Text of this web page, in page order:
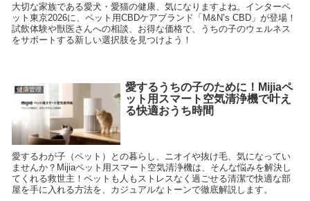
大切な家族である愛犬・愛猫の健康、気になりますよね。インターペ
ット東京2026に、ペット用CBDケアブランド「M&N’s CBD」が登場！
試飲体験や獣医さんへの相談、お得な価格で、うちの子のウェルネス
をサポートする新しい選択肢を見つけよう！
健康管理
愛するうちの子のために！Mijiaペ
ット用スマート空気清浄機で叶え
る快適おうち時間
愛するわが子（ペット）との暮らし、ニオイや抜け毛、気になってい
ませんか？Mijiaペット用スマート空気清浄機は、そんな悩みを解決し
てくれる救世主！ペットも人もストレスなく過ごせる清潔で快適な部
屋を手に入れる方法を、カジュアルなトーンで徹底解説します。